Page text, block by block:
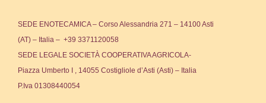
SEDE ENOTECAMICA – Corso Alessandria 271 – 14100 Asti
(AT) – Italia – +39 3371120058
SEDE LEGALE SOCIETÀ COOPERATIVA AGRICOLA-
Piazza Umberto I , 14055 Costigliole d’Asti (Asti) – Italia
P.Iva 01308440054